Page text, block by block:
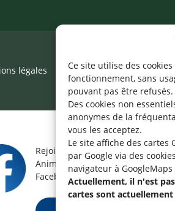
Ce site utilise des
fonctionnement, sans
pouvant pas être refusés.
Des cookies non
anonymes de la
vous les acceptez.
Le site affiche des cartes
par Google via des
navigateur à
Actuellement, il n'est
cartes sont
légales ©2026 SNJ
Rejoignez le groupe « Aide-
Animateur / Aide-Technique » sur
Facebook.